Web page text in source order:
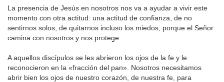
La presencia de Jesús en nosotros nos va a ayudar a vivir este
momento con otra actitud: una actitud de confianza, de no
sentirnos solos, de quitarnos incluso los miedos, porque el Señor
camina con nosotros y nos protege.
A aquellos discípulos se les abrieron los ojos de la fe y le
reconocieron en la «fracción del pan». Nosotros necesitamos
abrir bien los ojos de nuestro corazón, de nuestra fe, para